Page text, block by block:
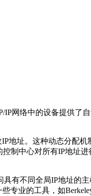
网络中的设备提供了
地址。这种动态分配
制中心对所有IP地址
有不同全局IP地址的
业的工具，如